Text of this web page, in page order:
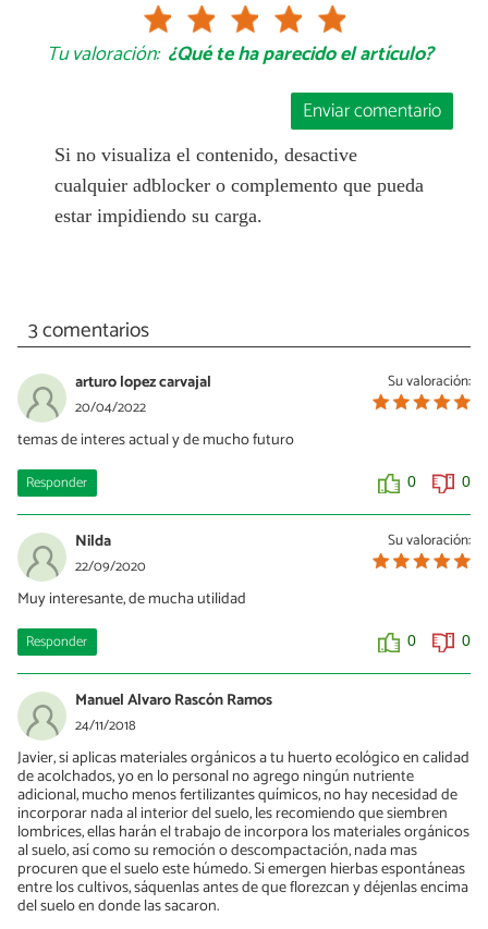
Tu valoración: ¿Qué te ha parecido el artículo?
Enviar comentario
Si no visualiza el contenido, desactive
cualquier adblocker o complemento que pueda
estar impidiendo su carga.
3 comentarios
Su valoración:
arturo lopez carvajal
20/04/2022
temas de interes actual y de mucho futuro
Responder 0 0
Su valoración:
Nilda
22/09/2020
Muy interesante, de mucha utilidad
Responder 0 0
Manuel Alvaro Rascón Ramos
24/11/2018
Javier, si aplicas materiales orgánicos a tu huerto ecológico en calidad
de acolchados, yo en lo personal no agrego ningún nutriente
adicional, mucho menos fertilizantes químicos, no hay necesidad de
incorporar nada al interior del suelo, les recomiendo que siembren
lombrices, ellas harán el trabajo de incorpora los materiales orgánicos
al suelo, así como su remoción o descompactación, nada mas
procuren que el suelo este húmedo. Si emergen hierbas espontáneas
entre los cultivos, sáquenlas antes de que florezcan y déjenlas encima
del suelo en donde las sacaron.